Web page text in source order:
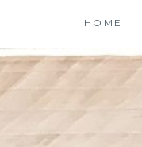
content
HOME